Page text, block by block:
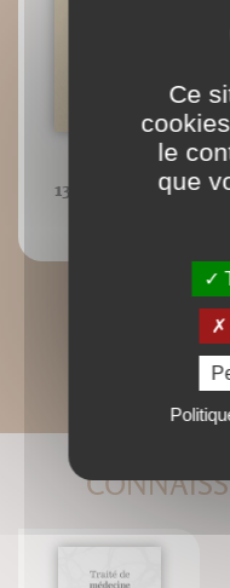
13 : Les tensions
Ce
le
que